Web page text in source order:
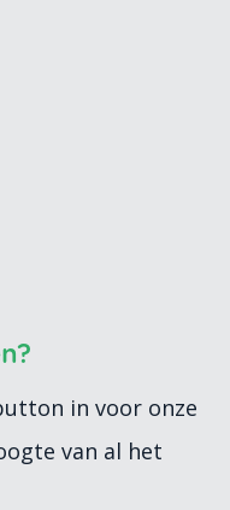
in voor onze
van al het